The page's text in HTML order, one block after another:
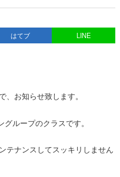
はてブ LINE
お知らせ致します。
ループのクラスです。
テナンスしてスッキリしません